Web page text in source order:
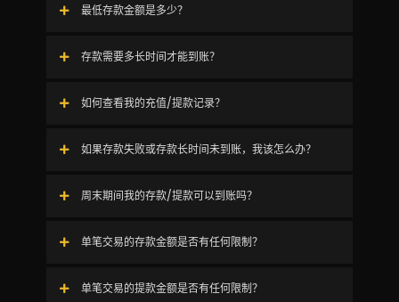
最低存款金额是多少？
存款需要多长时间才能到账？
如何查看我的充值/提款记录？
如果存款失败或存款长时间未到账，我该怎么办？
周末期间我的存款/提款可以到账吗？
单笔交易的存款金额是否有任何限制？
单笔交易的提款金额是否有任何限制？